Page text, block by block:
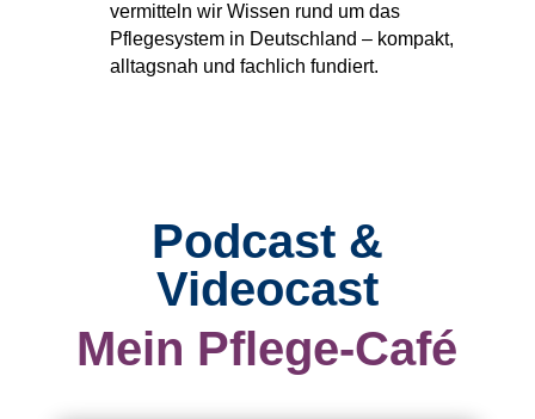
vermitteln wir Wissen rund um das
Pflegesystem in Deutschland – kompakt,
alltagsnah und fachlich fundiert.
Podcast &
Videocast
Mein Pflege-Café